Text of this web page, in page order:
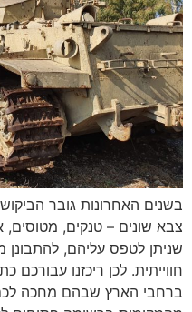
בשנים האחרונות גובר
צבא שונים – טנקים, מטוסים,
שניתן לטפס עליהם, להתבונן
חווייתית. לכן ריכזנו
ברחבי הארץ שבהם מחכה